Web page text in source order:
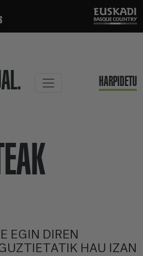
HARPIDETU
EGIN DIREN
HAU IZAN